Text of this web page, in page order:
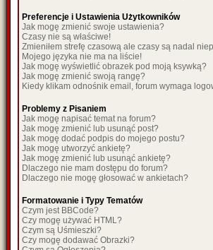
Preferencje i Ustawienia Użytkowników
Jak mogę zmienić swoje ustawienia?
Czasy nie są właściwe!
Zmieniłem strefę czasową ale czasy są nadal
Mojego języka nie ma na liście!
Jak mogę wyświetlić obrazek pod moją ksywką?
Jak mogę zmienić swoją rangę?
Kiedy klikam odnośnik email, forum wymaga
Problemy z Pisaniem
Jak mogę napisać temat na forum?
Jak mogę zmienić lub usunąć post?
Jak mogę dodać podpis do mojego postu?
Jak mogę utworzyć ankietę?
Jak mogę zmienić lub usunąć ankietę?
Dlaczego nie mam dostępu do forum?
Dlaczego nie mogę głosować w ankietach?
Formatowanie i Typy Tematów
Czym jest BBCode?
Czy mogę używać HTML?
Czym są Uśmieszki?
Czy mogę dodawać Obrazki?